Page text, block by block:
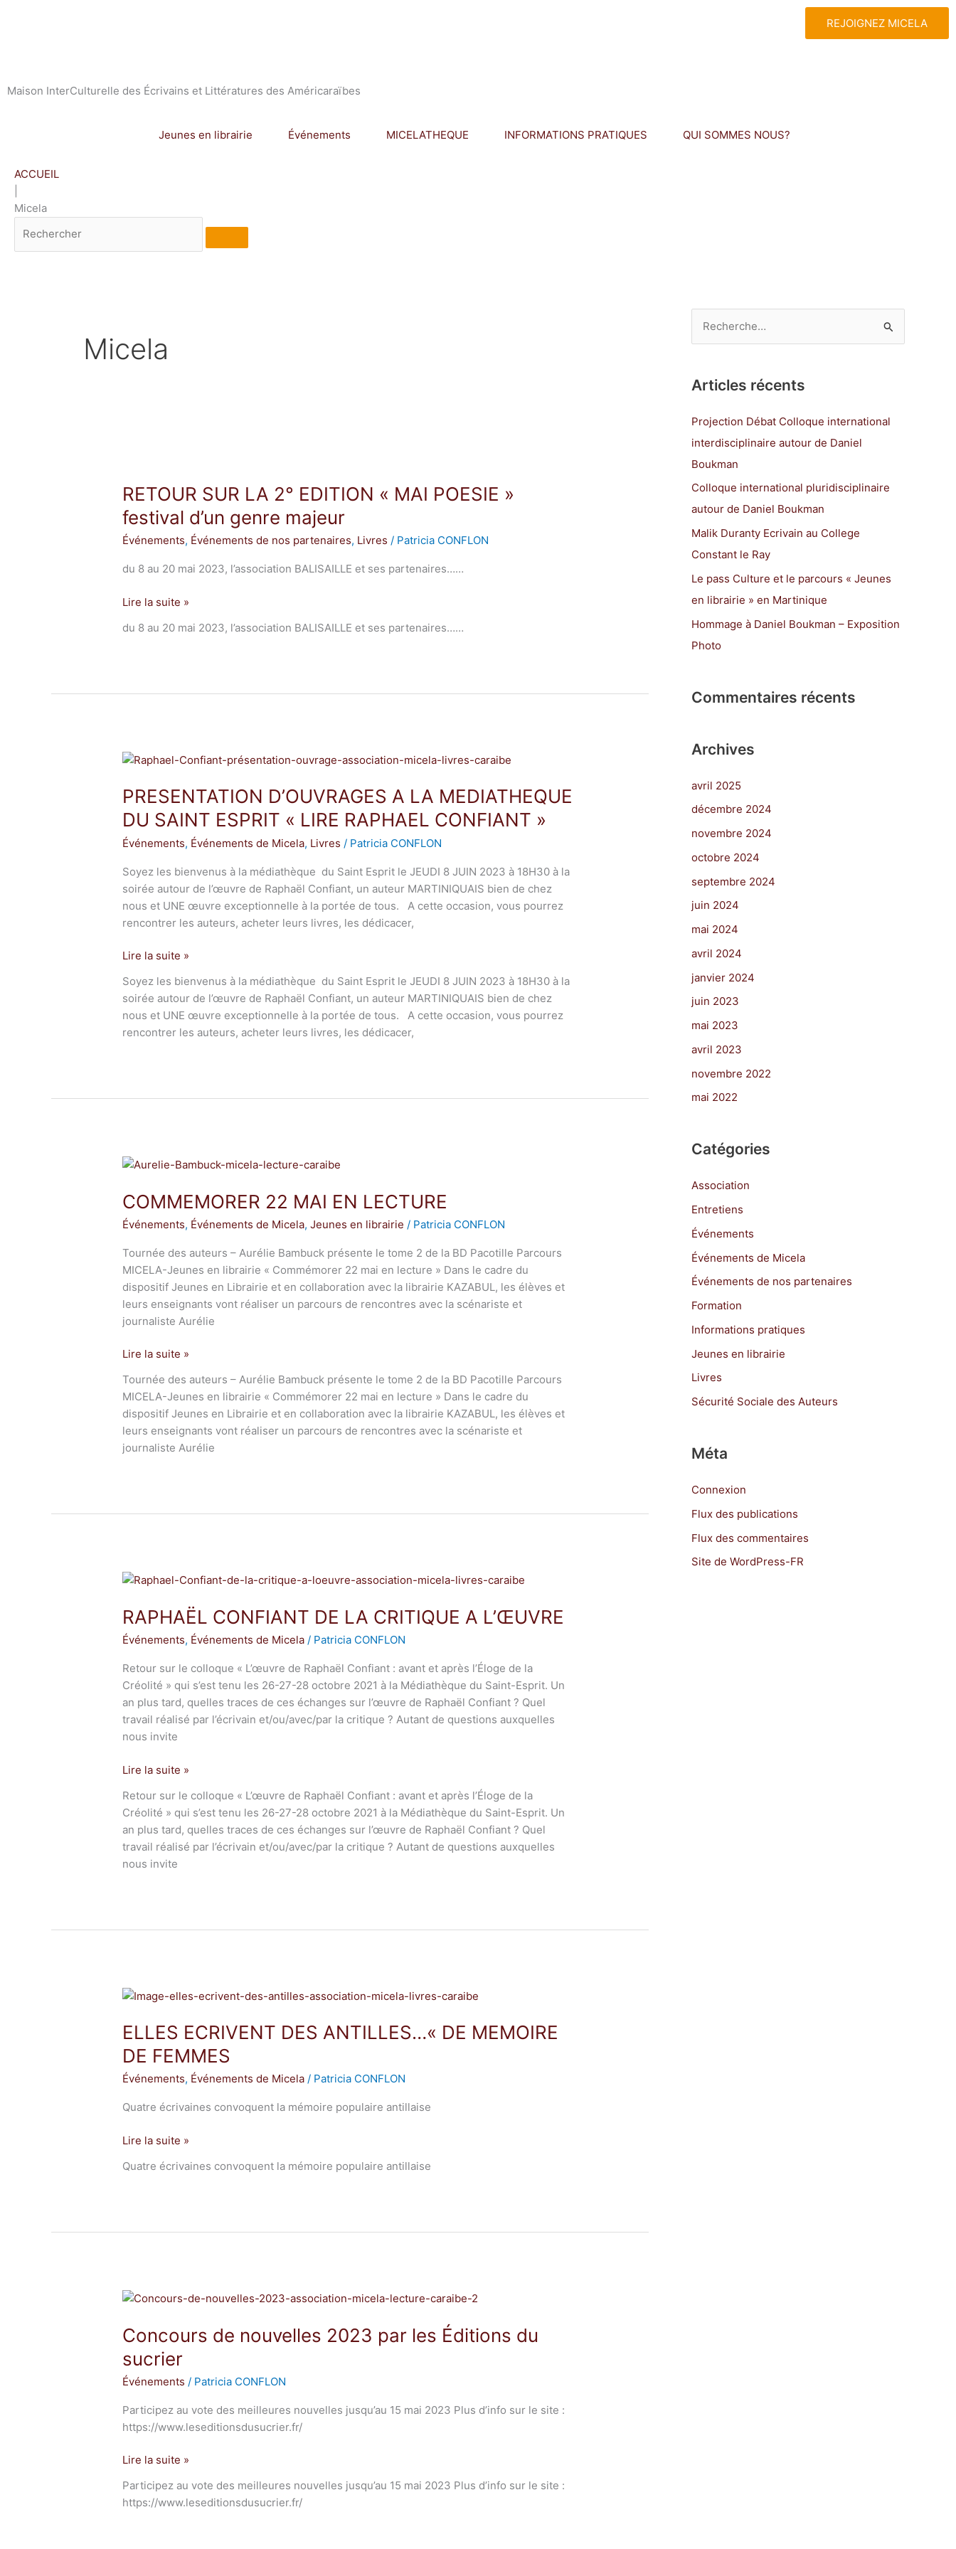
REJOIGNEZ MICELA
Maison InterCulturelle des Écrivains et Littératures des Américaraïbes
Jeunes en librairie Événements MICELATHEQUE INFORMATIONS PRATIQUES QUI SOMMES NOUS?
ACCUEIL
Micela
Micela
RETOUR SUR LA 2° EDITION « MAI POESIE »
festival d’un genre majeur
Événements, Événements de nos partenaires, Livres / Patricia CONFLON
du 8 au 20 mai 2023, l’association BALISAILLE et ses partenaires……
LA
2°
EDITION
« MAI
festival
genre
majeur
Lire la suite »
du 8 au 20 mai 2023, l’association BALISAILLE et ses partenaires……
PRESENTATION D’OUVRAGES A LA MEDIATHEQUE
DU SAINT ESPRIT « LIRE RAPHAEL CONFIANT »
Événements, Événements de Micela, Livres / Patricia CONFLON
Soyez les bienvenus à la médiathèque du Saint Esprit le JEUDI 8 JUIN 2023 à 18H30 à la
soirée autour de l’œuvre de Raphaël Confiant, un auteur MARTINIQUAIS bien de chez
nous et UNE œuvre exceptionnelle à la portée de tous. A cette occasion, vous pourrez
rencontrer les auteurs, acheter leurs livres, les dédicacer,
PRESENTATION
A
LA
MEDIATHEQUE
DU
ESPRIT
« LIRE
RAPHAEL
CONFIANT »
Lire la suite »
Soyez les bienvenus à la médiathèque du Saint Esprit le JEUDI 8 JUIN 2023 à 18H30 à la
soirée autour de l’œuvre de Raphaël Confiant, un auteur MARTINIQUAIS bien de chez
nous et UNE œuvre exceptionnelle à la portée de tous. A cette occasion, vous pourrez
rencontrer les auteurs, acheter leurs livres, les dédicacer,
COMMEMORER 22 MAI EN LECTURE
Événements, Événements de Micela,Jeunes en librairie / Patricia CONFLON
Tournée des auteurs – Aurélie Bambuck présente le tome 2 de la BD Pacotille Parcours
MICELA-Jeunes en librairie « Commémorer 22 mai en lecture » Dans le cadre du
dispositif Jeunes en Librairie et en collaboration avec la librairie KAZABUL, les élèves et
leurs enseignants vont réaliser un parcours de rencontres avec la scénariste et
journaliste Aurélie
COMMEMORER
MAI
EN
LECTURE
Lire la suite »
Tournée des auteurs – Aurélie Bambuck présente le tome 2 de la BD Pacotille Parcours
MICELA-Jeunes en librairie « Commémorer 22 mai en lecture » Dans le cadre du
dispositif Jeunes en Librairie et en collaboration avec la librairie KAZABUL, les élèves et
leurs enseignants vont réaliser un parcours de rencontres avec la scénariste et
journaliste Aurélie
RAPHAËL CONFIANT DE LA CRITIQUE A L’ŒUVRE
Événements, Événements de Micela / Patricia CONFLON
Retour sur le colloque « L’œuvre de Raphaël Confiant : avant et après l’Éloge de la
Créolité » qui s’est tenu les 26-27-28 octobre 2021 à la Médiathèque du Saint-Esprit. Un
an plus tard, quelles traces de ces échanges sur l’œuvre de Raphaël Confiant ? Quel
travail réalisé par l’écrivain et/ou/avec/par la critique ? Autant de questions auxquelles
nous invite
RAPHAËL
DE
LA
CRITIQUE
A
L’ŒUVRE
Lire la suite »
Retour sur le colloque « L’œuvre de Raphaël Confiant : avant et après l’Éloge de la
Créolité » qui s’est tenu les 26-27-28 octobre 2021 à la Médiathèque du Saint-Esprit. Un
an plus tard, quelles traces de ces échanges sur l’œuvre de Raphaël Confiant ? Quel
travail réalisé par l’écrivain et/ou/avec/par la critique ? Autant de questions auxquelles
nous invite
ELLES ECRIVENT DES ANTILLES…« DE MEMOIRE
DE FEMMES
Événements, Événements de Micela / Patricia CONFLON
Quatre écrivaines convoquent la mémoire populaire antillaise
ELLES
DES
ANTILLES…«
DE
MEMOIRE
FEMMES
Lire la suite »
Quatre écrivaines convoquent la mémoire populaire antillaise
Concours de nouvelles 2023 par les Éditions du
sucrier
Événements / Patricia CONFLON
Participez au vote des meilleures nouvelles jusqu’au 15 mai 2023 Plus d’info sur le site :
https://www.leseditionsdusucrier.fr/
Concours
nouvelles
par
les
du
sucrier
Lire la suite »
Participez au vote des meilleures nouvelles jusqu’au 15 mai 2023 Plus d’info sur le site :
https://www.leseditionsdusucrier.fr/
h
r
Articles récents
Projection Débat Colloque international
interdisciplinaire autour de Daniel
Boukman
Colloque international pluridisciplinaire
autour de Daniel Boukman
Malik Duranty Ecrivain au College
Constant le Ray
Le pass Culture et le parcours « Jeunes
en librairie » en Martinique
Hommage à Daniel Boukman – Exposition
Photo
Commentaires récents
Archives
avril 2025
décembre 2024
novembre 2024
octobre 2024
septembre 2024
juin 2024
mai 2024
avril 2024
janvier 2024
juin 2023
mai 2023
avril 2023
novembre 2022
mai 2022
Catégories
Association
Entretiens
Événements
Événements de Micela
Événements de nos partenaires
Formation
Informations pratiques
Jeunes en librairie
Livres
Sécurité Sociale des Auteurs
Méta
Connexion
Flux des publications
Flux des commentaires
Site de WordPress-FR